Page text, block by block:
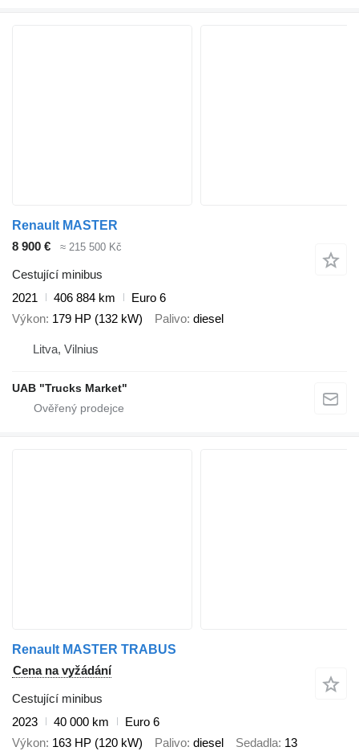
Renault MASTER
8 900 €
≈ 215 500 Kč
Cestující minibus
2021
406 884 km
Euro 6
Výkon 179 HP (132 kW) Palivo diesel
Litva, Vilnius
UAB "Trucks Market"
Renault MASTER TRABUS
Cena na vyžádání
Cestující minibus
2023
40 000 km
Euro 6
Výkon 163 HP (120 kW) Palivo diesel Sedadla 13